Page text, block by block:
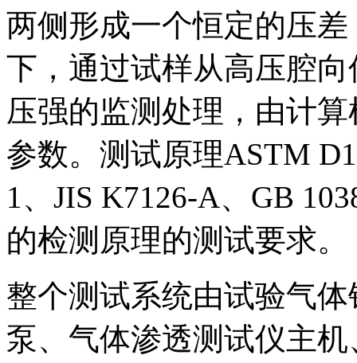
两侧形成一个恒定的压
下，通过试样从高压腔
压强的监测处理，由计
参数。测试原理ASTM
1、JIS K7126-A、GB
的检测原理的测试要求。
整个测试系统由试验气
泵、气体渗透测试仪主